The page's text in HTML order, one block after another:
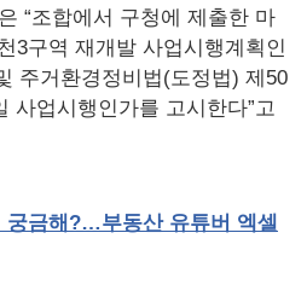
“조합에서 구청에 제출한 마
3구역 재개발 사업시행계획인
주거환경정비법(도정법) 제50
사업시행인가를 고시한다”고
궁금해 ?…부동산 유튜버 엑셀